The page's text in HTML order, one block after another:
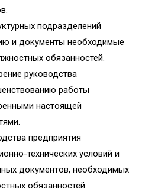
подразделений
и документы необходимые
обязанностей.
руководства
работы
настоящей
предприятия
технических условий и
документов, необходимых
обязанностей.